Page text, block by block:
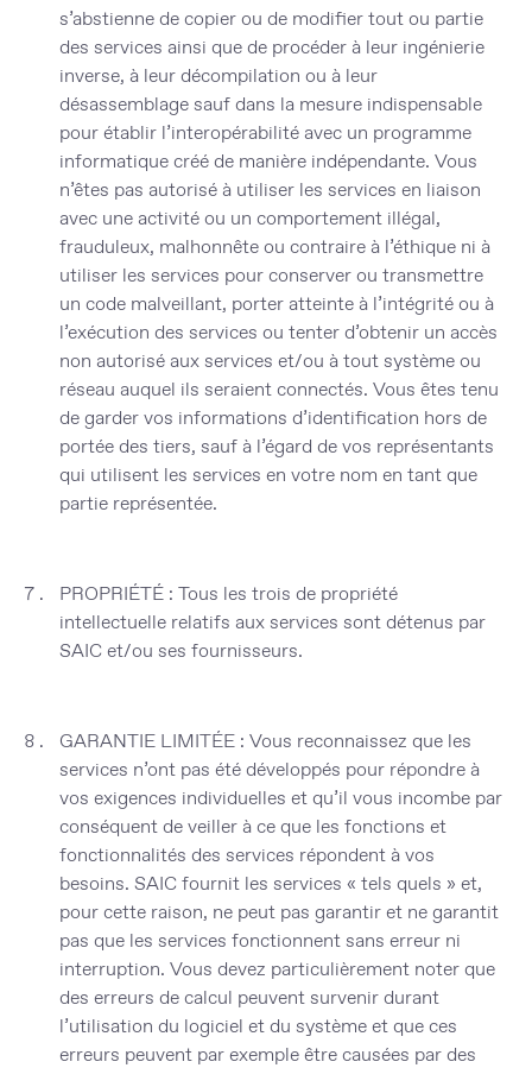
s’abstienne de copier ou de modifier tout ou partie
des services ainsi que de procéder à leur ingénierie
inverse, à leur décompilation ou à leur
désassemblage sauf dans la mesure indispensable
pour établir l’interopérabilité avec un programme
informatique créé de manière indépendante. Vous
n’êtes pas autorisé à utiliser les services en liaison
avec une activité ou un comportement illégal,
frauduleux, malhonnête ou contraire à l’éthique ni à
utiliser les services pour conserver ou transmettre
un code malveillant, porter atteinte à l’intégrité ou à
l’exécution des services ou tenter d’obtenir un accès
non autorisé aux services et/ou à tout système ou
réseau auquel ils seraient connectés. Vous êtes tenu
de garder vos informations d’identification hors de
portée des tiers, sauf à l’égard de vos représentants
qui utilisent les services en votre nom en tant que
partie représentée.
PROPRIÉTÉ : Tous les trois de propriété
intellectuelle relatifs aux services sont détenus par
SAIC et/ou ses fournisseurs.
GARANTIE LIMITÉE : Vous reconnaissez que les
services n’ont pas été développés pour répondre à
vos exigences individuelles et qu’il vous incombe par
conséquent de veiller à ce que les fonctions et
fonctionnalités des services répondent à vos
besoins. SAIC fournit les services « tels quels » et,
pour cette raison, ne peut pas garantir et ne garantit
pas que les services fonctionnent sans erreur ni
interruption. Vous devez particulièrement noter que
des erreurs de calcul peuvent survenir durant
l’utilisation du logiciel et du système et que ces
erreurs peuvent par exemple être causées par des